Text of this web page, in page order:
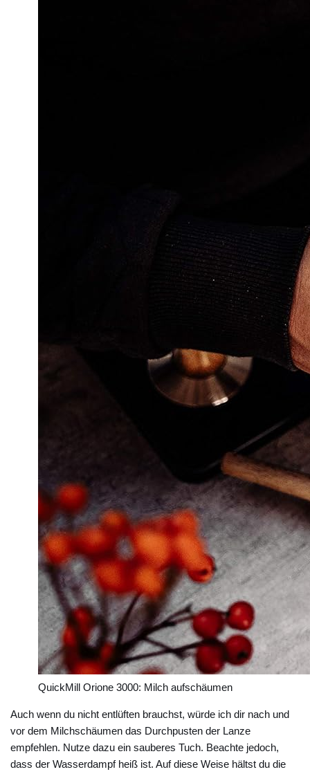
QuickMill Orione 3000: Milch aufschäumen
Auch wenn du nicht entlüften brauchst, würde ich dir nach und
vor dem Milchschäumen das Durchpusten der Lanze
empfehlen. Nutze dazu ein sauberes Tuch. Beachte jedoch,
dass der Wasserdampf heiß ist. Auf diese Weise hältst du die